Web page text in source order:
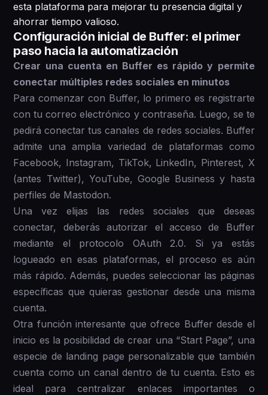
esta plataforma para mejorar tu presencia digital y
ahorrar tiempo valioso.
Configuración inicial de Buffer: el primer
paso hacia la automatización
Crear una cuenta en Buffer es rápido y permite
conectar múltiples redes sociales en minutos
Para comenzar con Buffer, lo primero es registrarte
con tu correo electrónico y contraseña. Luego, se te
pedirá conectar tus canales de redes sociales. Buffer
admite una amplia variedad de plataformas como
Facebook, Instagram, TikTok, LinkedIn, Pinterest, X
(antes Twitter), YouTube, Google Business y hasta
perfiles de Mastodon.
Una vez elijas las redes sociales que deseas
conectar, deberás autorizar el acceso de Buffer
mediante el protocolo OAuth 2.0. Si ya estás
logueado en esas plataformas, el proceso es aún
más rápido. Además, puedes seleccionar las páginas
específicas que quieras gestionar desde una misma
cuenta.
Otra función interesante que ofrece Buffer desde el
inicio es la posibilidad de crear una “Start Page”, una
especie de landing page personalizable que también
cuenta como un canal dentro de tu cuenta. Esto es
ideal para centralizar enlaces importantes o